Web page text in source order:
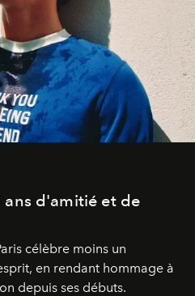
ans d'amitié et de
célèbre moins un
en rendant hommage à
depuis ses débuts.